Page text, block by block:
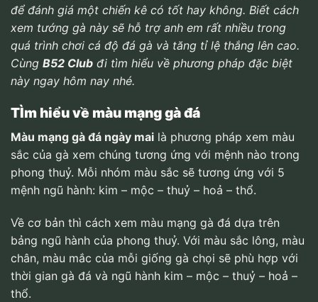
để đánh giá một chiến kê có tốt hay không. Biết cách
xem tướng gà này sẽ hỗ trợ anh em rất nhiều trong
quá trình chơi cá độ đá gà và tăng tỉ lệ thắng lên cao.
Cùng B52 Club đi tìm hiểu về phương pháp đặc biệt
này ngay hôm nay nhé.
TÌm hiểu về màu mạng gà đá
Màu mạng gà đá ngày mai là phương pháp xem màu
sắc của gà xem chúng tương ứng với mệnh nào trong
phong thuỷ. Mỗi nhóm màu sắc sẽ tương ứng với 5
mệnh ngũ hành: kim – mộc – thuỷ – hoả – thổ.
Về cơ bản thì cách xem màu mạng gà đá dựa trên
bảng ngũ hành của phong thuỷ. Với màu sắc lông, màu
chân, màu mắc của mỗi giống gà chọi sẽ phù hợp với
thời gian gà đá và ngũ hành kim – mộc – thuỷ – hoả –
thổ.